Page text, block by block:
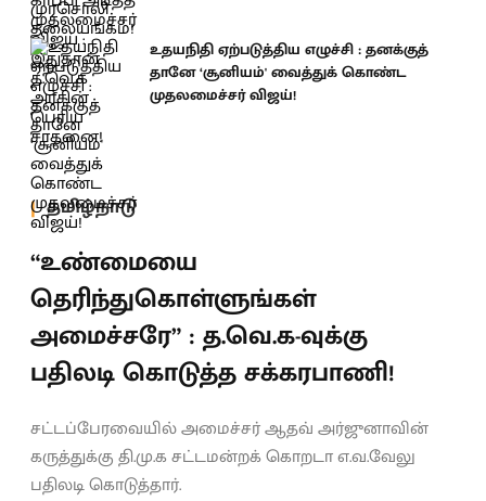
உதயநிதி ஏற்படுத்திய எழுச்சி : தனக்குத்
தானே ‘சூனியம்' வைத்துக் கொண்ட
முதலமைச்சர் விஜய்!
தமிழ்நாடு
“உண்மையை
தெரிந்துகொள்ளுங்கள்
அமைச்சரே” : த.வெ.க-வுக்கு
பதிலடி கொடுத்த சக்கரபாணி!
சட்டப்பேரவையில் அமைச்சர் ஆதவ் அர்ஜுனாவின்
கருத்துக்கு தி.மு.க சட்டமன்றக் கொறடா எ.வ.வேலு
பதிலடி கொடுத்தார்.